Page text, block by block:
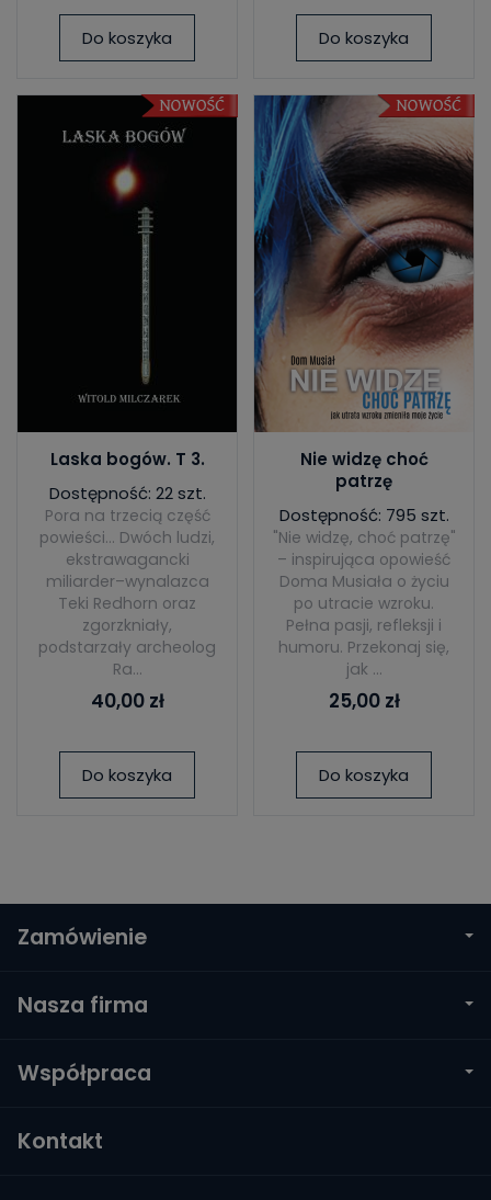
Do koszyka Do koszyka
Laska bogów. T 3.
Dostępność: 22 szt.
Pora na trzecią część
powieści... Dwóch ludzi,
ekstrawagancki
miliarder–wynalazca
Teki Redhorn oraz
zgorzkniały,
podstarzały archeolog
Ra...
40,00 zł
Do koszyka
Nie widzę choć
patrzę
Dostępność: 795 szt.
"Nie widzę, choć patrzę"
– inspirująca opowieść
Doma Musiała o życiu
po utracie wzroku.
Pełna pasji, refleksji i
humoru. Przekonaj się,
jak ...
25,00 zł
Do koszyka
Zamówienie
Nasza firma
Współpraca
Kontakt